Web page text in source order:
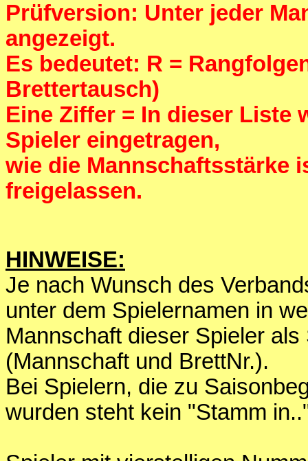
Prüfversion: Unter jeder
angezeigt.
Es bedeutet: R =
Brettertausch)
Eine Ziffer = In dieser Liste
Spieler eingetragen,
wie die Mannschaftsstärke
freigelassen.
HINWEISE:
Je nach Wunsch des
unter dem Spielernamen in
Mannschaft dieser Spieler
(Mannschaft und BrettNr.).
Bei Spielern, die zu
wurden steht kein "Stamm